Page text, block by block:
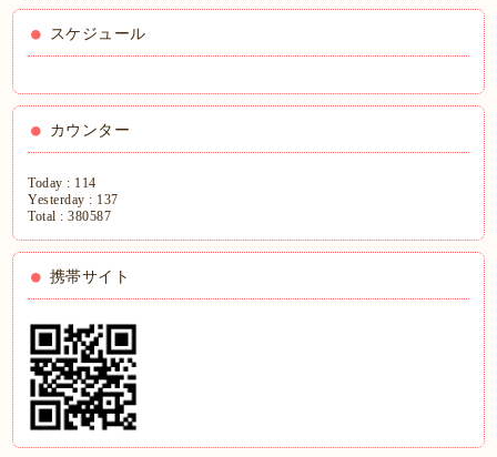
スケジュール
カウンター
Today : 114
Yesterday : 137
Total :380587
携帯サイト